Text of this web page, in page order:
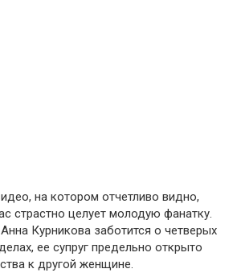
на котором отчетливо видно,
страстно целует молодую фанатку.
Курникова заботится о четверых
ее супруг предельно открыто
к другой женщине.